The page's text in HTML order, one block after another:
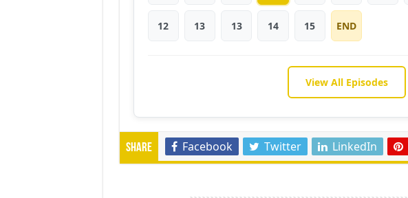
12 13 13 14 15 END
View All Episodes
Share Facebook Twitter LinkedIn